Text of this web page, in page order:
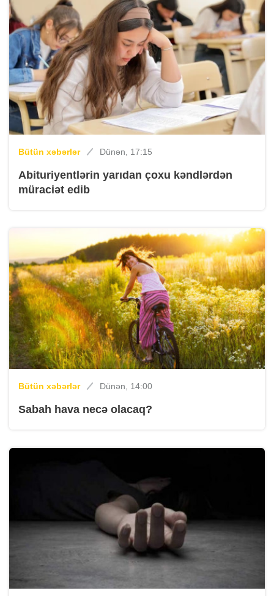
Bütün xəbərlər Dünən, 17:15
Abituriyentlərin yarıdan çoxu kəndlərdən
müraciət edib
Bütün xəbərlər Dünən, 14:00
Sabah hava necə olacaq?